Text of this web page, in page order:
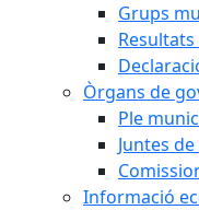
Grups
Òrgans de
Ple
Juntes
Informació